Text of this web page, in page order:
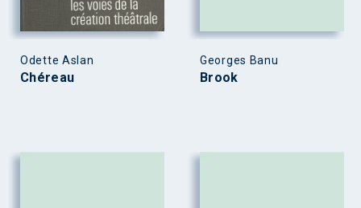
Odette Aslan
Chéreau
Georges Banu
Brook